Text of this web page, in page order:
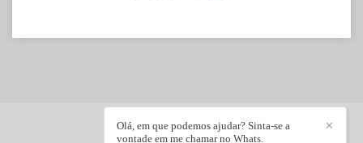
LEANDRO FRIN/CONTATO
✕
Olá, em que podemos ajudar? Sinta-se a
vontade em me chamar no Whats.